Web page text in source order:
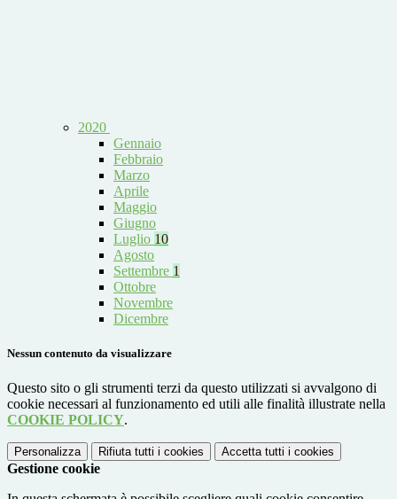
2020
Gennaio
Febbraio
Marzo
Aprile
Maggio
Giugno
Luglio 10
Agosto
Settembre 1
Ottobre
Novembre
Dicembre
Nessun contenuto da visualizzare
Questo sito o gli strumenti terzi da questo utilizzati si avvalgono di
cookie necessari al funzionamento ed utili alle finalità illustrate nella
COOKIE POLICY.
Personalizza Rifiuta tutti i cookies Accetta tutti i cookies
Gestione cookie